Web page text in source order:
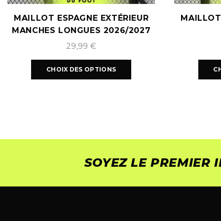
MAILLOT ESPAGNE EXTÉRIEUR
MANCHES LONGUES 2026/2027
29,99 €
CHOIX DES OPTIONS
MAILLOT
SOYEZ LE PREMIER